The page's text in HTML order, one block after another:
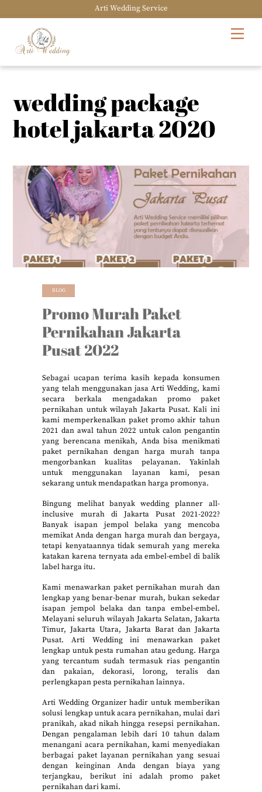
Arti Wedding Service
Skip
wedding package
hotel jakarta 2020
Promo Murah Paket
Pernikahan Jakarta
Pusat 2022
BLOG
Sebagai ucapan terima kasih kepada konsumen
yang telah menggunakan jasa Arti Wedding, kami
secara berkala mengadakan promo paket
pernikahan untuk wilayah Jakarta Pusat. Kali ini
kami memperkenalkan paket promo akhir tahun
2021 dan awal tahun 2022 untuk calon pengantin
yang berencana menikah, Anda bisa menikmati
paket pernikahan dengan harga murah tanpa
mengorbankan kualitas pelayanan. Yakinlah
untuk menggunakan layanan kami, pesan
sekarang untuk mendapatkan harga promonya.
Bingung melihat banyak wedding planner all-
inclusive murah di Jakarta Pusat 2021-2022?
Banyak isapan jempol belaka yang mencoba
memikat Anda dengan harga murah dan bergaya,
tetapi kenyataannya tidak semurah yang mereka
katakan karena ternyata ada embel-embel di balik
label harga itu.
Kami menawarkan paket pernikahan murah dan
lengkap yang benar-benar murah, bukan sekedar
isapan jempol belaka dan tanpa embel-embel.
Melayani seluruh wilayah Jakarta Selatan, Jakarta
Timur, Jakarta Utara, Jakarta Barat dan Jakarta
Pusat. Arti Wedding ini menawarkan paket
lengkap untuk pesta rumahan atau gedung. Harga
yang tercantum sudah termasuk rias pengantin
dan pakaian, dekorasi, lorong, teralis dan
perlengkapan pesta pernikahan lainnya.
Arti Wedding Organizer hadir untuk memberikan
solusi lengkap untuk acara pernikahan, mulai dari
pranikah, akad nikah hingga resepsi pernikahan.
Dengan pengalaman lebih dari 10 tahun dalam
menangani acara pernikahan, kami menyediakan
berbagai paket layanan pernikahan yang sesuai
dengan keinginan Anda dengan biaya yang
terjangkau, berikut ini adalah promo paket
pernikahan dari kami.